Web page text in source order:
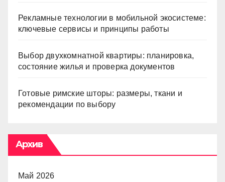
Рекламные технологии в мобильной экосистеме:
ключевые сервисы и принципы работы
Выбор двухкомнатной квартиры: планировка,
состояние жилья и проверка документов
Готовые римские шторы: размеры, ткани и
рекомендации по выбору
Архив
Май 2026